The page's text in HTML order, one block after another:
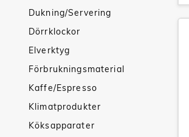
Dukning/Servering
Dörrklockor
Elverktyg
Förbrukningsmaterial
Kaffe/Espresso
Klimatprodukter
Köksapparater